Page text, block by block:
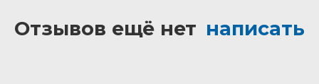
Отзывов ещё нет написать